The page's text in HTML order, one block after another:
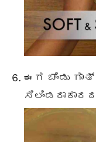
ಈಗ ಚೆಂಡು